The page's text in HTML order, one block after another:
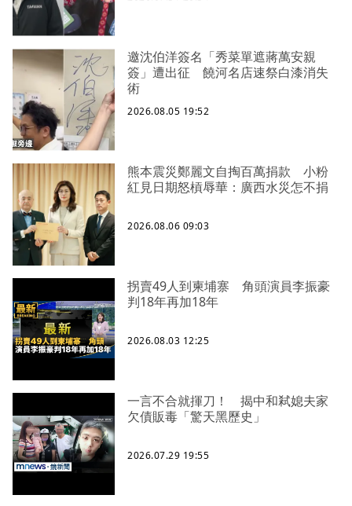
邀沈伯洋簽名「秀菜單遮蔣萬安親
簽」遭出征 饒河名店速祭白漆消失
術
2026.08.05 19:52
熊本震災鄭麗文自掏百萬捐款 小粉
紅見日期怒槓辱華：廣西水災怎不捐
2026.08.06 09:03
拐賣49人到柬埔寨 角頭演員李振豪
判18年再加18年
2026.08.03 12:25
一言不合就揮刀！ 揭中和弒媳夫家
欠債販毒「驚天黑歷史」
2026.07.29 19:55